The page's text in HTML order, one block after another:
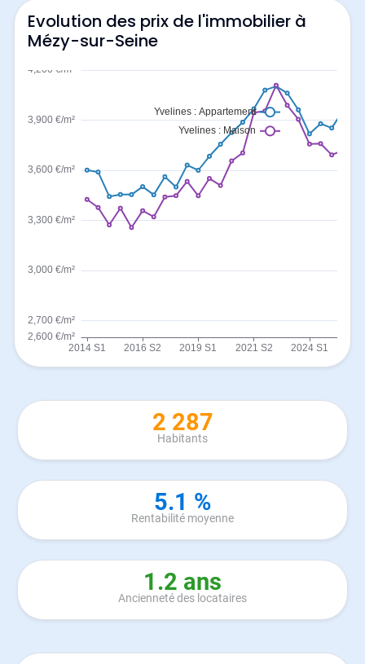
Evolution des prix de l'immobilier à
Mézy-sur-Seine
2 287
Habitants
5.1 %
Rentabilité moyenne
1.2 ans
Ancienneté des locataires